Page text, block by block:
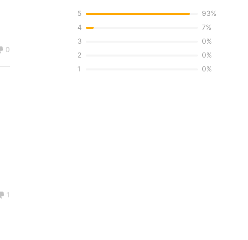
0
1
5
4
3
2
1
93%
7%
0%
0%
0%